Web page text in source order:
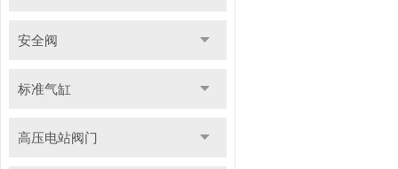
安全阀
标准气缸
高压电站阀门